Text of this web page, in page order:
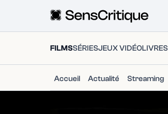
FILMSSÉRIESJEUX VIDÉOLIVRES
Accueil Actualité Streaming